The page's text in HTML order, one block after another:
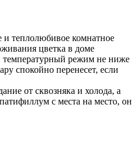
теплолюбивое комнатное
цветка в доме
режим не ниже
спокойно перенесет, если
от сквозняка и холода, а
с места на место, он